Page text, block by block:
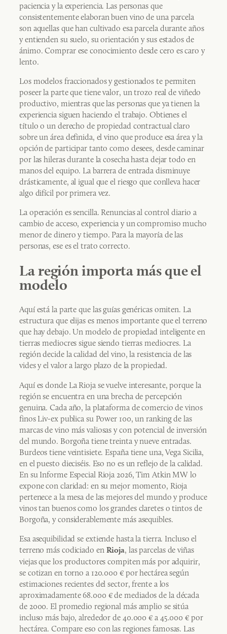
paciencia y la experiencia. Las personas que
consistentemente elaboran buen vino de una parcela
son aquellas que han cultivado esa parcela durante años
y entienden su suelo, su orientación y sus estados de
ánimo. Comprar ese conocimiento desde cero es caro y
lento.
Los modelos fraccionados y gestionados te permiten
poseer la parte que tiene valor, un trozo real de viñedo
productivo, mientras que las personas que ya tienen la
experiencia siguen haciendo el trabajo. Obtienes el
título o un derecho de propiedad contractual claro
sobre un área definida, el vino que produce esa área y la
opción de participar tanto como desees, desde caminar
por las hileras durante la cosecha hasta dejar todo en
manos del equipo. La barrera de entrada disminuye
drásticamente, al igual que el riesgo que conlleva hacer
algo difícil por primera vez.
La operación es sencilla. Renuncias al control diario a
cambio de acceso, experiencia y un compromiso mucho
menor de dinero y tiempo. Para la mayoría de las
personas, ese es el trato correcto.
La región importa más que el
modelo
Aquí está la parte que las guías genéricas omiten. La
estructura que elijas es menos importante que el terreno
que hay debajo. Un modelo de propiedad inteligente en
tierras mediocres sigue siendo tierras mediocres. La
región decide la calidad del vino, la resistencia de las
vides y el valor a largo plazo de la propiedad.
Aquí es donde La Rioja se vuelve interesante, porque la
región se encuentra en una brecha de percepción
genuina. Cada año, la plataforma de comercio de vinos
finos Liv-ex publica su Power 100, un ranking de las
marcas de vino más valiosas y con potencial de inversión
del mundo. Borgoña tiene treinta y nueve entradas.
Burdeos tiene veintisiete. España tiene una, Vega Sicilia,
en el puesto dieciséis. Eso no es un reflejo de la calidad.
En su Informe Especial Rioja 2026, Tim Atkin MW lo
expone con claridad: en su mejor momento, Rioja
pertenece a la mesa de las mejores del mundo y produce
vinos tan buenos como los grandes claretes o tintos de
Borgoña, y considerablemente más asequibles.
Esa asequibilidad se extiende hasta la tierra. Incluso el
terreno más codiciado en Rioja, las parcelas de viñas
viejas que los productores compiten más por adquirir,
se cotizan en torno a 120.000 € por hectárea según
estimaciones recientes del sector, frente a los
aproximadamente 68.000 € de mediados de la década
de 2000. El promedio regional más amplio se sitúa
incluso más bajo, alrededor de 40.000 € a 45.000 € por
hectárea. Compare eso con las regiones famosas. Las